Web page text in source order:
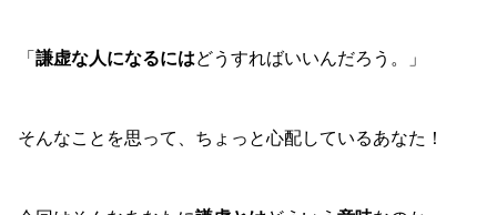
「謙虚な人になるにはどうすればいいんだろう。」
そんなことを思って、ちょっと心配しているあなた！